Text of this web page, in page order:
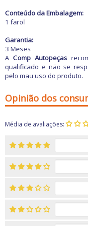
Conteúdo da Embalagem:
1 farol
Garantia:
3 Meses
AComp Autopeças
qualificado e não se
pelo mau uso do produto.
Opinião dos
Média de avaliações: